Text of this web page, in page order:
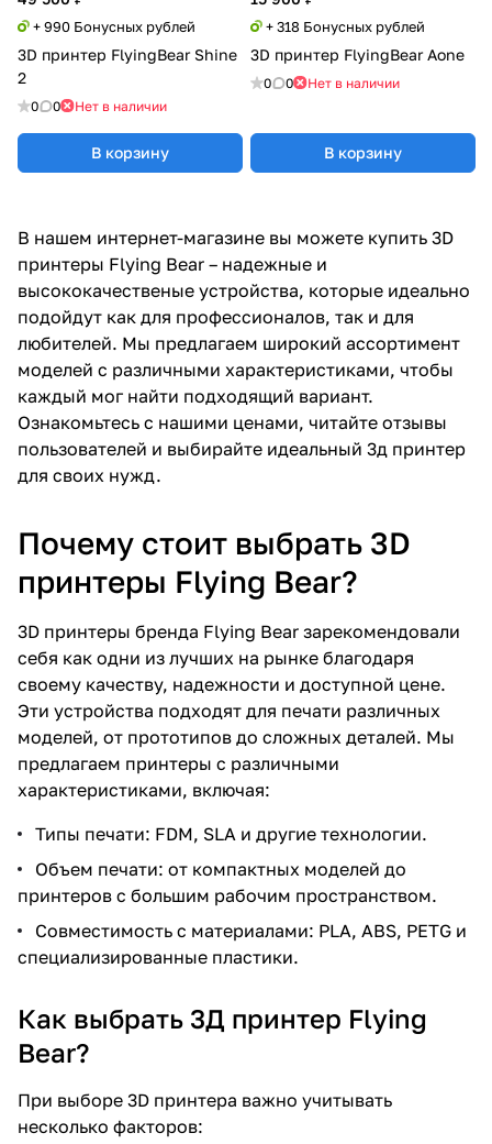
+ 990 Бонусных рублей
3D принтер FlyingBear Shine
2
0 0 Нет в наличии
В корзину
+ 318 Бонусных рублей
3D принтер FlyingBear Aone
0 0 Нет в наличии
В корзину
В нашем интернет-магазине вы можете купить 3D
принтеры Flying Bear – надежные и
высококачественые устройства, которые идеально
подойдут как для профессионалов, так и для
любителей. Мы предлагаем широкий ассортимент
моделей с различными характеристиками, чтобы
каждый мог найти подходящий вариант.
Ознакомьтесь с нашими ценами, читайте отзывы
пользователей и выбирайте идеальный 3д принтер
для своих нужд.
Почему стоит выбрать 3D
принтеры Flying Bear?
3D принтеры бренда Flying Bear зарекомендовали
себя как одни из лучших на рынке благодаря
своему качеству, надежности и доступной цене.
Эти устройства подходят для печати различных
моделей, от прототипов до сложных деталей. Мы
предлагаем принтеры с различными
характеристиками, включая:
Типы печати: FDM, SLA и другие технологии.
Объем печати: от компактных моделей до
принтеров с большим рабочим пространством.
Совместимость с материалами: PLA, ABS, PETG и
специализированные пластики.
Как выбрать 3Д принтер Flying
Bear?
При выборе 3D принтера важно учитывать
несколько факторов: